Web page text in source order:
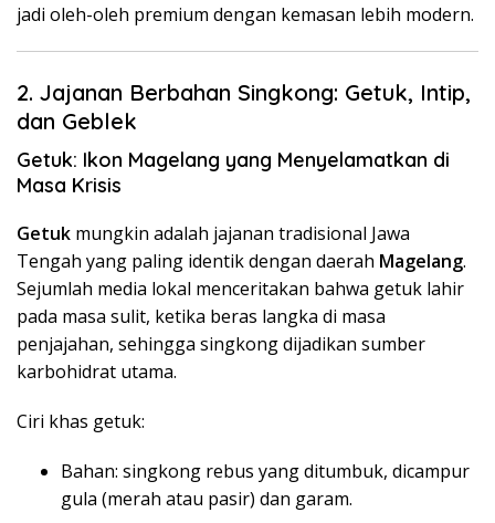
jadi oleh-oleh premium dengan kemasan lebih modern.
2. Jajanan Berbahan Singkong: Getuk, Intip,
dan Geblek
Getuk: Ikon Magelang yang Menyelamatkan di
Masa Krisis
Getuk mungkin adalah jajanan tradisional Jawa
Tengah yang paling identik dengan daerah Magelang.
Sejumlah media lokal menceritakan bahwa getuk lahir
pada masa sulit, ketika beras langka di masa
penjajahan, sehingga singkong dijadikan sumber
karbohidrat utama.
Ciri khas getuk:
Bahan: singkong rebus yang ditumbuk, dicampur
gula (merah atau pasir) dan garam.